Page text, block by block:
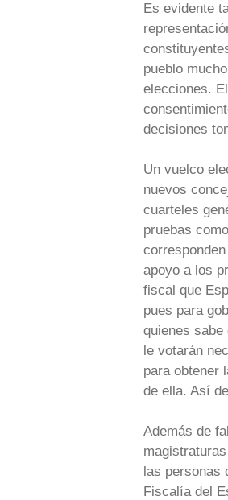
Es evidente
pueblo
elecciones.
decisiones
Un vuelco
nuevos
cuarteles
pruebas
apoyo a los
fiscal que
pues para
quienes sabe
le votarán
para obtener
de ella. Así
Además de
las personas
Fiscalía del